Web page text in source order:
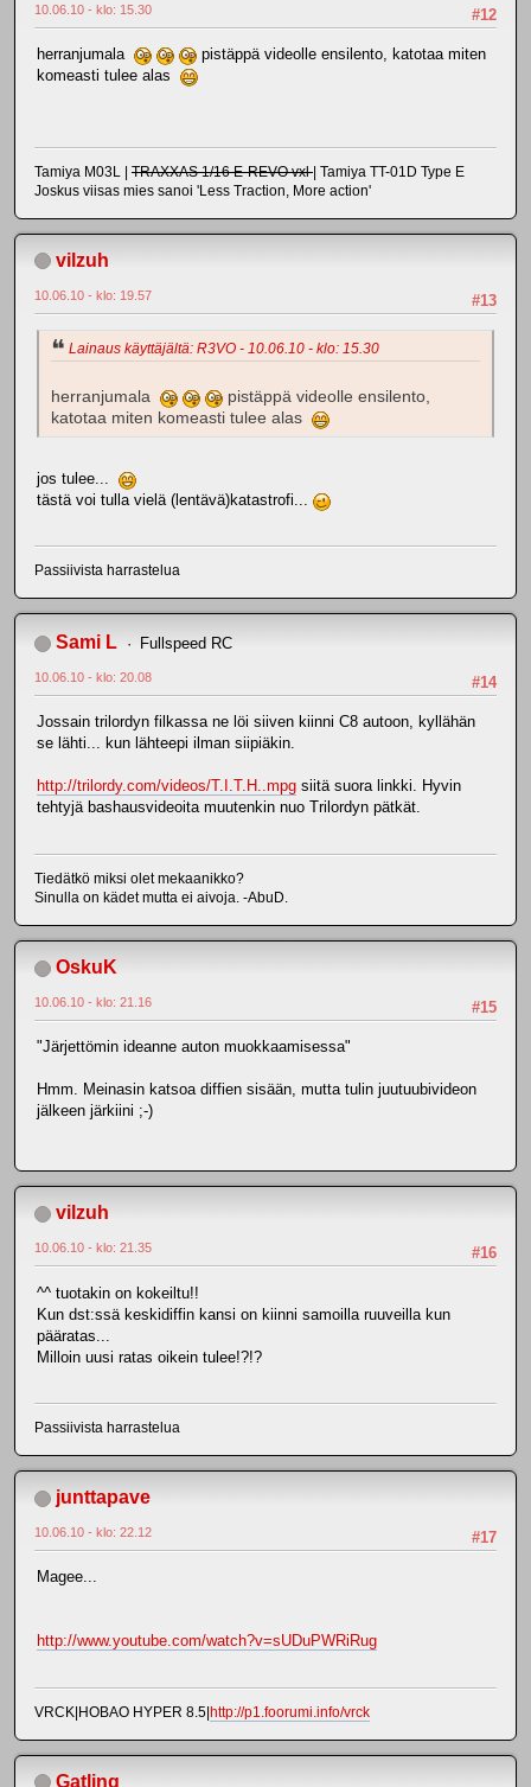
#12
10.06.10 - klo: 15.30
herranjumala
pistäppä videolle ensilento, katotaa miten
komeasti tulee alas
Tamiya M03L | TRAXXAS 1/16 E-REVO vxl| Tamiya TT-01D Type E
Joskus viisas mies sanoi 'Less Traction, More action'
vilzuh
#13
10.06.10 - klo: 19.57
Lainaus käyttäjältä: R3VO - 10.06.10 - klo: 15.30
herranjumala
pistäppä videolle ensilento,
katotaa miten komeasti tulee alas
jos tulee...
tästä voi tulla vielä (lentävä)katastrofi...
Passiivista harrastelua
Sami L Fullspeed RC
#14
10.06.10 - klo: 20.08
Jossain trilordyn filkassa ne löi siiven kiinni C8 autoon, kyllähän
se lähti... kun lähteepi ilman siipiäkin.
http://trilordy.com/videos/T.I.T.H..mpg siitä suora linkki. Hyvin
tehtyjä bashausvideoita muutenkin nuo Trilordyn pätkät.
Tiedätkö miksi olet mekaanikko?
Sinulla on kädet mutta ei aivoja. -AbuD.
OskuK
#15
10.06.10 - klo: 21.16
"Järjettömin ideanne auton muokkaamisessa"
Hmm. Meinasin katsoa diffien sisään, mutta tulin juutuubivideon
jälkeen järkiini ;-)
vilzuh
#16
10.06.10 - klo: 21.35
^^ tuotakin on kokeiltu!!
Kun dst:ssä keskidiffin kansi on kiinni samoilla ruuveilla kun
pääratas...
Milloin uusi ratas oikein tulee!?!?
Passiivista harrastelua
junttapave
#17
10.06.10 - klo: 22.12
Magee...
http://www.youtube.com/watch?v=sUDuPWRiRug
VRCK|HOBAO HYPER 8.5|http://p1.foorumi.info/vrck
Gatling